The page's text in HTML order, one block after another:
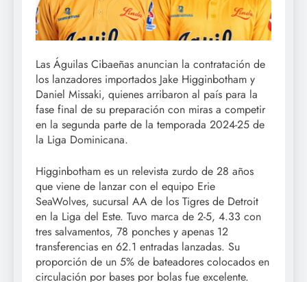
Las Águilas Cibaeñas anuncian la contratación de
los lanzadores importados Jake Higginbotham y
Daniel Missaki, quienes arribaron al país para la
fase final de su preparación con miras a competir
en la segunda parte de la temporada 2024-25 de
la Liga Dominicana.
Higginbotham es un relevista zurdo de 28 años
que viene de lanzar con el equipo Erie
SeaWolves, sucursal AA de los Tigres de Detroit
en la Liga del Este. Tuvo marca de 2-5, 4.33 con
tres salvamentos, 78 ponches y apenas 12
transferencias en 62.1 entradas lanzadas. Su
proporción de un 5% de bateadores colocados en
circulación por bases por bolas fue excelente.